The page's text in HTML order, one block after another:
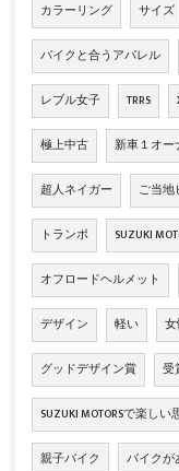
カラーリング サイズ
バイクと合うアパレル
レブル女子 TRRS
極上中古 新車１オー
超人ネイガー ご当地
トランポ SUZUKI
オフロードヘルメット
デザイン 軽い
グッドデザイン賞 受
SUZUKI MOTORSで楽し
親子バイク バイクが